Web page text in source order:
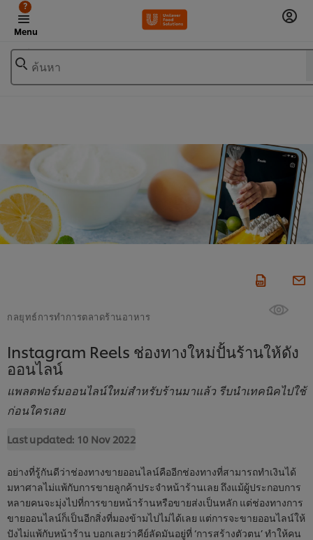
Menu
?
ค้นหา
กลยุทธ์การทำการตลาดร้านอาหาร
Instagram Reels ช่องทางใหม่ปั้นร้านให้ดัง
ออนไลน์
แพลตฟอร์มออนไลน์ใหม่สำหรับร้านมาแล้ว รีบนำเทคนิคไปใช้
ก่อนใครเลย
Last updated: 10 Nov 2022
อย่างที่รู้กันดีว่าช่องทางขายออนไลน์คืออีกช่องทางที่สามารถทำเงินได้
มหาศาลไม่แพ้กับการขายลูกค้าประจำหน้าร้านเลย ถึงแม้ผู้ประกอบการ
หลายคนจะมุ่งไปที่การขายหน้าร้านหรือขายส่งเป็นหลัก แต่ช่องทางการ
ขายออนไลน์ก็เป็นอีกสิ่งที่มองข้ามไปไม่ได้เลย แต่การจะขายออนไลน์ให้
ปังไม่แพ้กับหน้าร้าน บอกเลยว่าคีย์ลัดมันอยู่ที่ ‘การสร้างตัวตน’ ทำให้คน